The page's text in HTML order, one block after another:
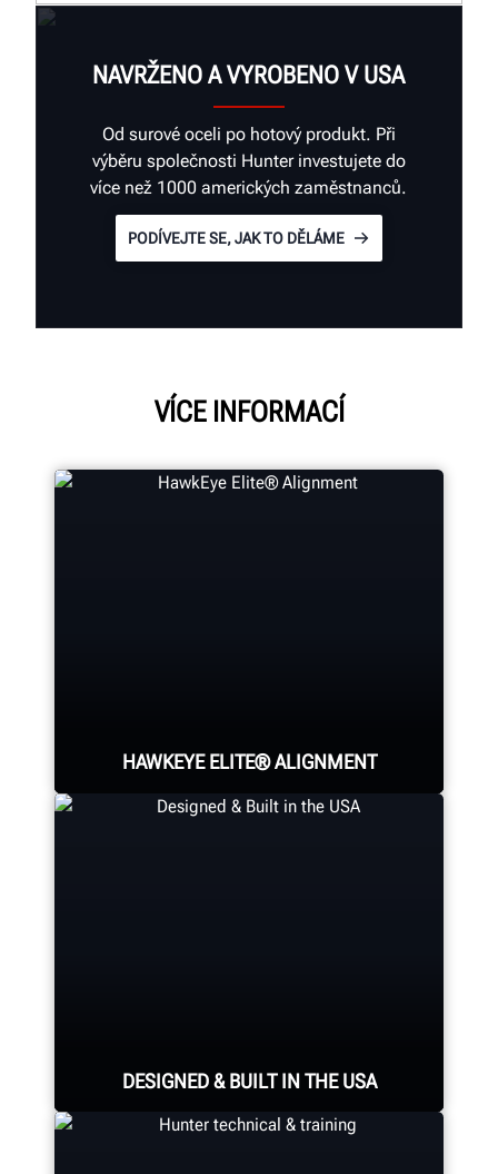
NAVRŽENO A VYROBENO V USA
Od surové oceli po hotový produkt. Při
výběru společnosti Hunter investujete do
více než 1000 amerických zaměstnanců.
PODÍVEJTE SE, JAK TO DĚLÁME
VÍCE INFORMACÍ
HAWKEYE ELITE® ALIGNMENT
LEARN MORE
DESIGNED & BUILT IN THE USA